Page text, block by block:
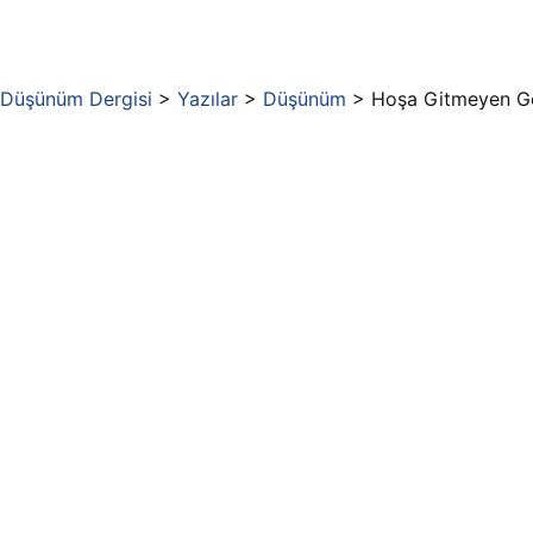
Düşünüm Dergisi > Yazılar > Düşünüm > Hoşa Gitmeyen